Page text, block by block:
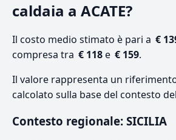
caldaia a ACATE?
Il costo medio stimato è pari a €
compresa tra € 118e € 159.
Il valore rappresenta un
calcolato sulla base del contesto
Contesto regionale: SICILIA